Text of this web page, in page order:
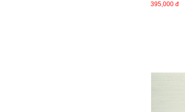
395,000 đ